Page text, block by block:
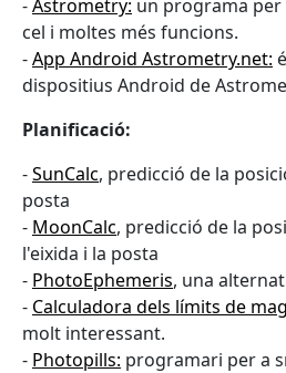
-Astrometry: un programa per
cel i moltes més funcions.
-App Android Astrometry.net:
dispositius Android de
Planificació:
-SunCalc, predicció de la
posta
- MoonCalc, predicció de la
l'eixida i la posta
- PhotoEphemeris, una
- Calculadora dels límits de
molt interessant.
- Photopills: programari per a